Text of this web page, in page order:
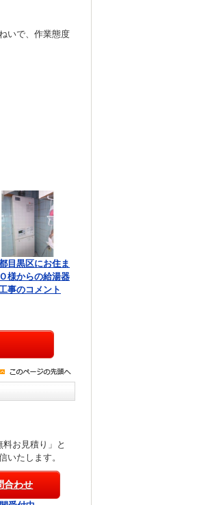
いで、作業態度
目黒区にお住ま
様からの給湯器
事のコメント
お見積り」と
いたします。
合わせ